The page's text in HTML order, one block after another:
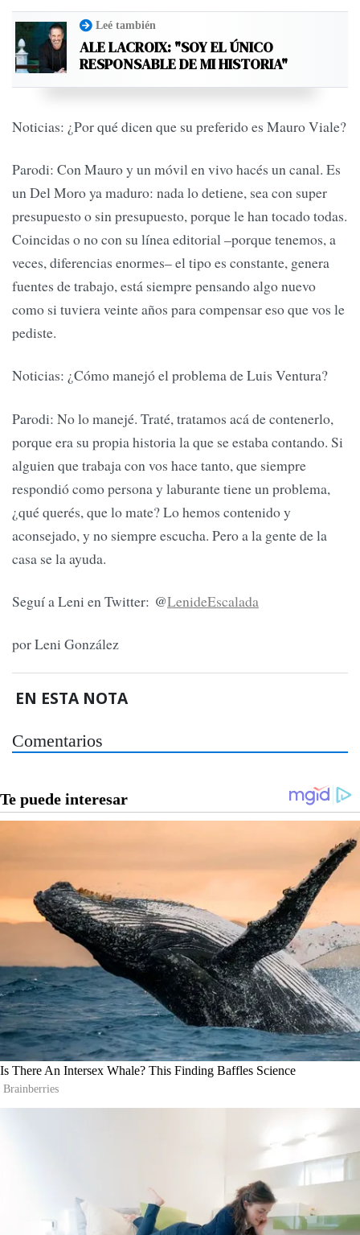
Leé también
ALE LACROIX: "SOY EL ÚNICO
RESPONSABLE DE MI HISTORIA"
Noticias: ¿Por qué dicen que su preferido es Mauro Viale?
Parodi: Con Mauro y un móvil en vivo hacés un canal. Es
un Del Moro ya maduro: nada lo detiene, sea con super
presupuesto o sin presupuesto, porque le han tocado todas.
Coincidas o no con su línea editorial –porque tenemos, a
veces, diferencias enormes– el tipo es constante, genera
fuentes de trabajo, está siempre pensando algo nuevo
como si tuviera veinte años para compensar eso que vos le
pediste.
Noticias: ¿Cómo manejó el problema de Luis Ventura?
Parodi: No lo manejé. Traté, tratamos acá de contenerlo,
porque era su propia historia la que se estaba contando. Si
alguien que trabaja con vos hace tanto, que siempre
respondió como persona y laburante tiene un problema,
¿qué querés, que lo mate? Lo hemos contenido y
aconsejado, y no siempre escucha. Pero a la gente de la
casa se la ayuda.
Seguí a Leni en Twitter: @LenideEscalada
por Leni González
EN ESTA NOTA
Comentarios